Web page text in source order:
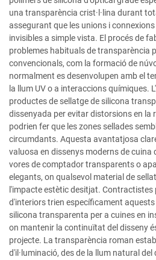
una transparència crist·l·lina durant
assegurant que les unions i
invisibles a simple vista. El procés de
problemes habituals de transparència
convencionals, com la formació de
normalment es desenvolupen amb el
la llum UV o a interaccions químiques.
productes de sellatge de silicona
dissenyada per evitar distorsions en la
podrien fer que les zones sellades
circumdants. Aquesta avantatjosa
valuosa en dissenys moderns de cuina
vores de comptador transparents o
elegants, on qualsevol material de
l'impacte estètic desitjat.
d'interiors trien específicament
silicona transparenta per a cuines en
on mantenir la continuïtat del disseny
projecte. La transparència roman
d'il·luminació, des de la llum natural del